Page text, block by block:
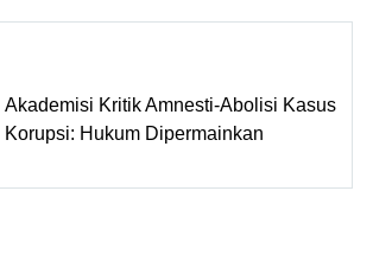
Akademisi Kritik Amnesti-Abolisi Kasus
Korupsi: Hukum Dipermainkan